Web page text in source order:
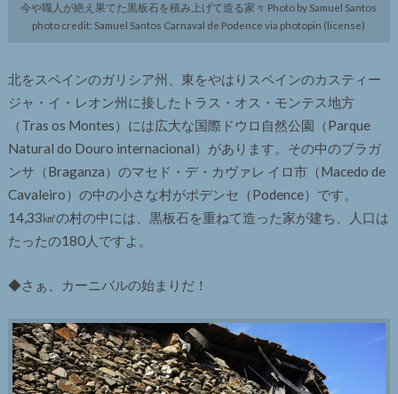
今や職人が絶え果てた黒板石を積み上げて造る家々 Photo by Samuel Santos
photo credit: Samuel Santos Carnaval de Podence via photopin (license)
北をスペインのガリシア州、東をやはりスペインのカスティー
ジャ・イ・レオン州に接したトラス・オス・モンテス地方
（Tras os Montes）には広大な国際ドウロ自然公園（Parque
Natural do Douro internacional）があります。その中のブラガ
ンサ（Braganza）のマセド・デ・カヴァレ イロ市（Macedo de
Cavaleiro）の中の小さな村がポデンセ（Podence）です。
14,33㎢の村の中には、黒板石を重ねて造った家が建ち、人口は
たったの180人ですよ。
◆さぁ、カーニバルの始まりだ！